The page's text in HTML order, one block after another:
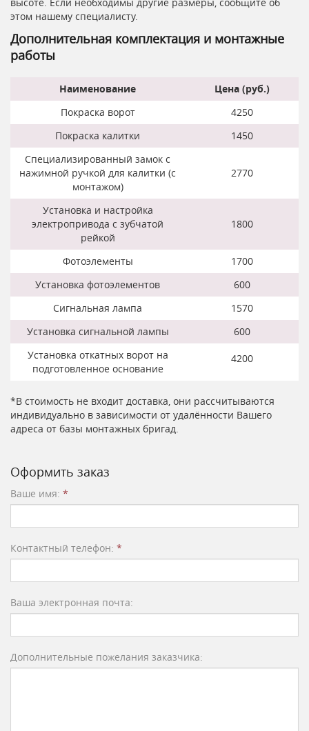
высоте. Если необходимы другие размеры, сообщите об
этом нашему специалисту.
Дополнительная комплектация и монтажные
работы
Наименование
Цена (руб.)
Покраска ворот
4250
Покраска калитки
1450
Специализированный замок с
нажимной ручкой для калитки (с
монтажом)
2770
Установка и настройка
электропривода с зубчатой
рейкой
1800
Фотоэлементы
1700
Установка фотоэлементов
600
Сигнальная лампа
1570
Установка сигнальной лампы
600
Установка откатных ворот на
подготовленное основание
4200
*В стоимость не входит доставка, они рассчитываются
индивидуально в зависимости от удалённости Вашего
адреса от базы монтажных бригад.
Оформить заказ
Ваше имя: *
Контактный телефон: *
Ваша электронная почта:
Дополнительные пожелания заказчика: